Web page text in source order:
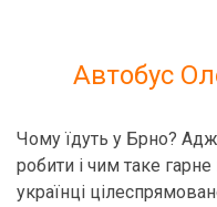
Автобус
Чому їдуть у Брно?
робити і чим таке
українці